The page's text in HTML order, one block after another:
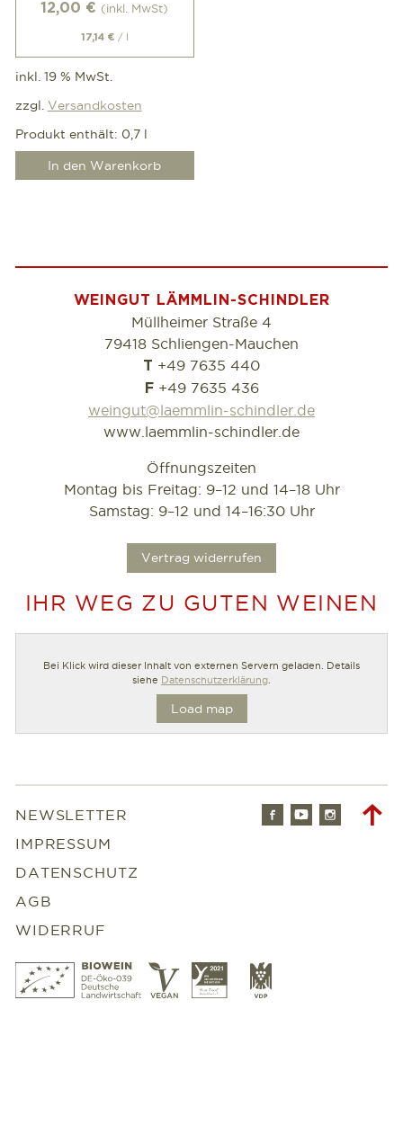
12,00 € (inkl. MwSt)
17,14 € /
inkl. 19 % MwSt.
zzgl. Versandkosten
Produkt enthält: 0,7 l
In den Warenkorb
WEINGUT LÄMMLIN-SCHINDLER
Müllheimer Straße 4
79418 Schliengen-Mauchen
T +49 7635 440
F+49 7635 436
weingut@laemmlin-schindler.de
www.laemmlin-schindler.de
Öffnungszeiten
Montag bis Freitag: 9–12 und 14–18 Uhr
Samstag: 9–12 und 14–16:30 Uhr
Vertrag widerrufen
IHR WEG ZU GUTEN WEINEN
Bei Klick wird dieser Inhalt von externen Servern geladen. Details
siehe Datenschutzerklärung
Load map
NEWSLETTER
IMPRESSUM
DATENSCHUTZ
AGB
WIDERRUF
FacebookYoutube
Bio
Wein
Vegan Slowfood